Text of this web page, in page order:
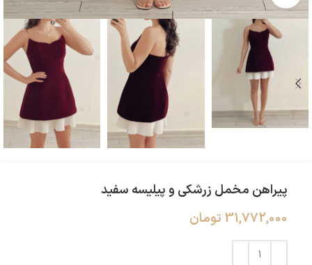
پیراهن مخمل زرشکی و پیلیسه سفید
31,772,000 تومان